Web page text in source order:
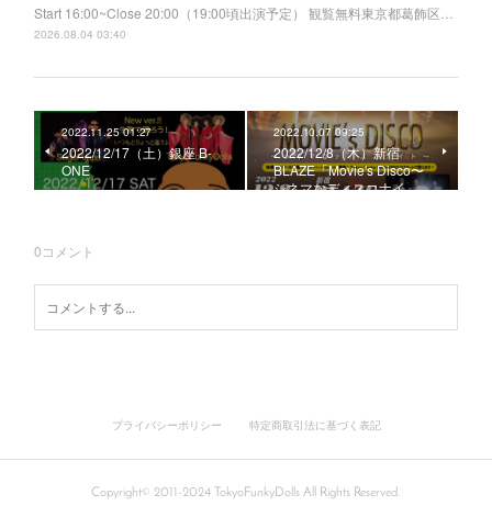
Start 16:00~Close 20:00（19:00頃出演予定） 観覧無料東京都葛飾区…
2026.08.04 03:40
2022.11.25 01:27
2022/12/17（土）銀座 B-
ONE
2022.10.07 09:25
2022/12/8（木）新宿
BLAZE「Movie's Disco〜
シネマなディスコナイ…
0コメント
プライバシーポリシー 特定商取引法に基づく表記
Copyright© 2011-2024 TokyoFunkyDolls All Rights Reserved.